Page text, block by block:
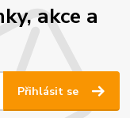
akce a
Přihlásit se